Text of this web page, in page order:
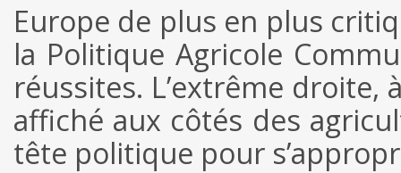
Europe de plus en plus
la Politique Agricole
réussites. L’extrême droite,
affiché aux côtés des
tête politique pour